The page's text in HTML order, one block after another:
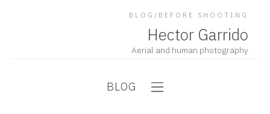
BLOG/BEFORE SHOOTING
Hector Garrido
Aerial and human photography
BLOG